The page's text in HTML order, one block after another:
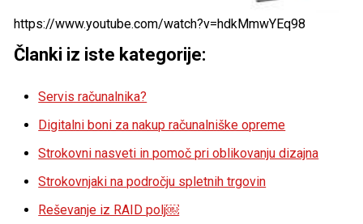
https://www.youtube.com/watch?v=hdkMmwYEq98
Članki iz iste kategorije:
Servis računalnika?
Digitalni boni za nakup računalniške opreme
Strokovni nasveti in pomoč pri oblikovanju dizajna
Strokovnjaki na področju spletnih trgovin
Reševanje iz RAID polj￼